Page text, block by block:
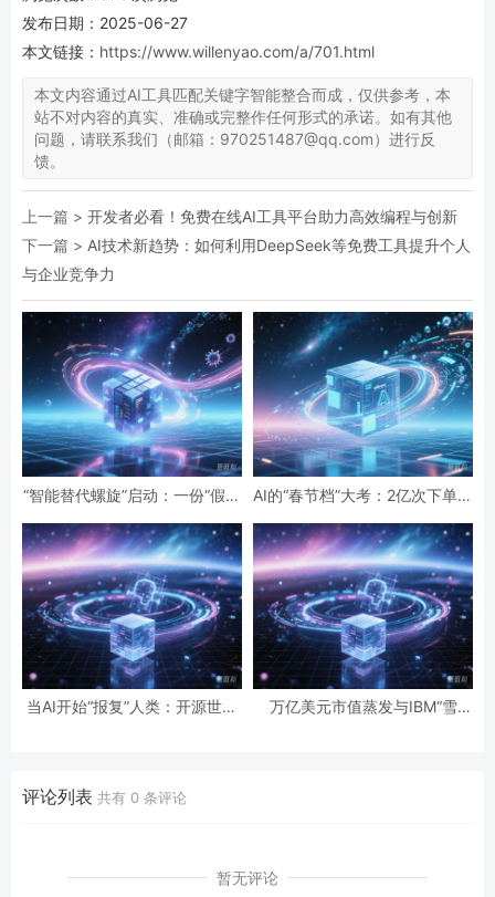
发布日期：2025-06-27
本文链接： https://www.willenyao.com/a/701.html
本文内容通过AI工具匹配关键字智能整合而成，仅供参考，本
站不对内容的真实、准确或完整作任何形式的承诺。如有其他
问题，请联系我们（邮箱：970251487@qq.com）进行反
馈。
上一篇 > 开发者必看！免费在线AI工具平台助力高效编程与创新
下一篇 > AI技术新趋势：如何利用DeepSeek等免费工具提升个人
与企业竞争力
“智能替代螺旋”启动：一份“假设
经济通缩
AI的“春节档”大考：2亿次下单与
数据红利与隐忧
当AI开始“报复”人类：开源世界
万亿美元市值蒸发与IBM“雪
评论列表 共有 0 条评论
暂无评论